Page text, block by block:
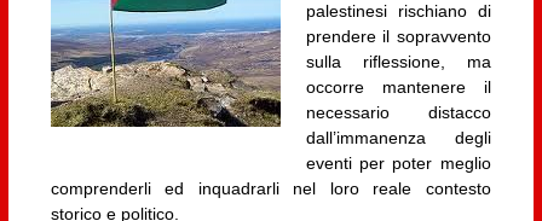
palestinesi rischiano di
prendere il sopravvento
sulla riflessione, ma
occorre mantenere il
necessario distacco
dall’immanenza degli
eventi per poter meglio
comprenderli ed inquadrarli nel loro reale contesto
storico e politico.